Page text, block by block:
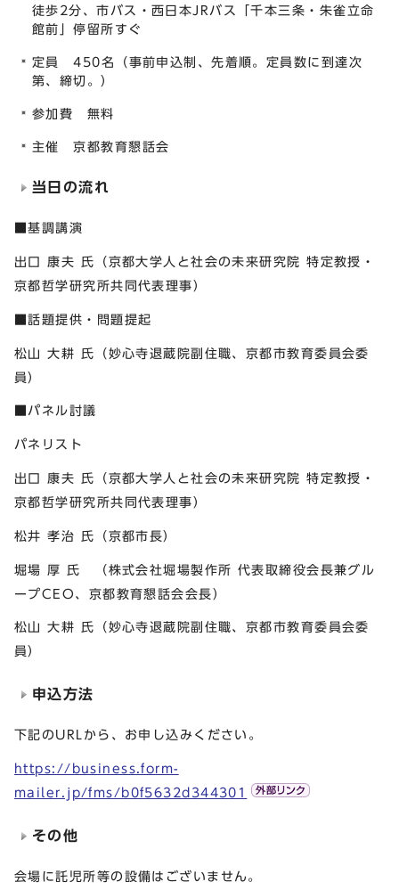
徒歩2分、市バス・西日本JRバス「千本三条・朱雀立命
館前」停留所すぐ
定員 450名（事前申込制、先着順。定員数に到達次
第、締切。）
参加費 無料
主催 京都教育懇話会
当日の流れ
■基調講演
出口 康夫 氏（京都大学人と社会の未来研究院 特定教授・
京都哲学研究所共同代表理事）
■話題提供・問題提起
松山 大耕 氏（妙心寺退蔵院副住職、京都市教育委員会委
員）
■パネル討議
パネリスト
出口 康夫 氏（京都大学人と社会の未来研究院 特定教授・
京都哲学研究所共同代表理事）
松井 孝治 氏（京都市長）
堀場 厚 氏 （株式会社堀場製作所 代表取締役会長兼グル
ープCEO、京都教育懇話会会長）
松山 大耕 氏（妙心寺退蔵院副住職、京都市教育委員会委
員）
申込方法
下記のURLから、お申し込みください。
https://business.form-
mailer.jp/fms/b0f5632d344301
その他
会場に託児所等の設備はございません。